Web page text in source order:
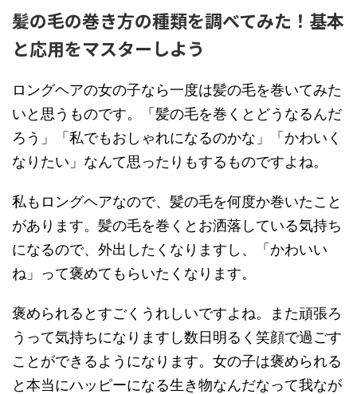
髪の毛の巻き方の種類を調べてみた！基本
と応用をマスターしよう
ロングヘアの女の子なら一度は髪の毛を巻いてみた
いと思うものです。「髪の毛を巻くとどうなるんだ
ろう」「私でもおしゃれになるのかな」「かわいく
なりたい」なんて思ったりもするものですよね。
私もロングヘアなので、髪の毛を何度か巻いたこと
があります。髪の毛を巻くとお洒落している気持ち
になるので、外出したくなりますし、「かわいい
ね」って褒めてもらいたくなります。
褒められるとすごくうれしいですよね。また頑張ろ
うって気持ちになりますし数日明るく笑顔で過ごす
ことができるようになります。女の子は褒められる
と本当にハッピーになる生き物なんだなって我なが